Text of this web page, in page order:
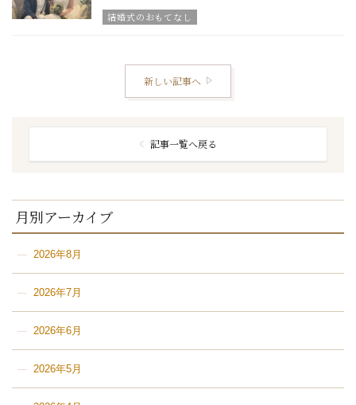
結婚式のおもてなし
グラツィエについて
新しい記事へ
記事一覧へ戻る
月別アーカイブ
2026年8月
2026年7月
2026年6月
2026年5月